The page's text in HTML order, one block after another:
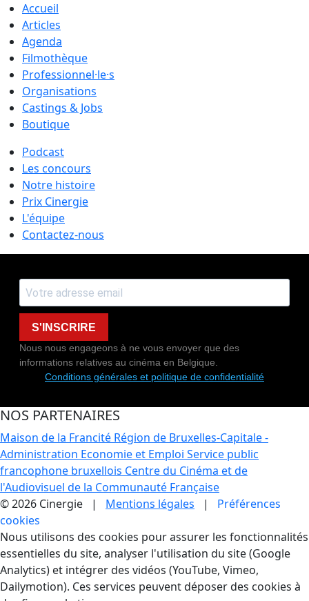
Accueil
Articles
Agenda
Filmothèque
Professionnel·le·s
Organisations
Castings & Jobs
Boutique
Podcast
Les concours
Notre histoire
Prix Cinergie
L'équipe
Contactez-nous
S'INSCRIRE
Nous nous engageons à ne vous envoyer que des
informations relatives au cinéma en Belgique.
Conditions générales et politique de confidentialité
NOS PARTENAIRES
Maison de la Francité Région de Bruxelles-Capitale -
Administration Economie et Emploi Service public
francophone bruxellois Centre du Cinéma et de
l'Audiovisuel de la Communauté Française
© 2026 Cinergie | Mentions légales | Préférences
cookies
Gestion des Cookies
Nous utilisons des cookies pour assurer les fonctionnalités
essentielles du site, analyser l'utilisation du site (Google
Analytics) et intégrer des vidéos (YouTube, Vimeo,
Dailymotion). Ces services peuvent déposer des cookies à